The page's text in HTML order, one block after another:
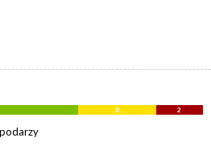
X 2